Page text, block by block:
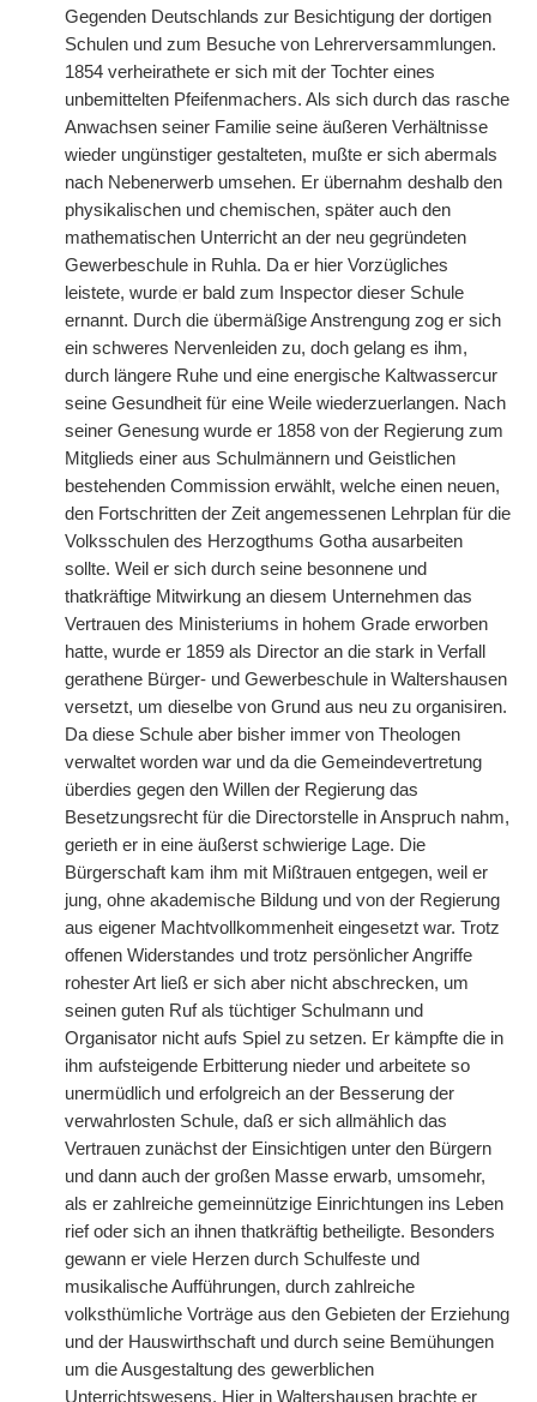
Gegenden Deutschlands zur Besichtigung der dortigen
Schulen und zum Besuche von Lehrerversammlungen.
1854 verheirathete er sich mit der Tochter eines
unbemittelten Pfeifenmachers. Als sich durch das rasche
Anwachsen seiner Familie seine äußeren Verhältnisse
wieder ungünstiger gestalteten, mußte er sich abermals
nach Nebenerwerb umsehen. Er übernahm deshalb den
physikalischen und chemischen, später auch den
mathematischen Unterricht an der neu gegründeten
Gewerbeschule in Ruhla. Da er hier Vorzügliches
leistete, wurde er bald zum Inspector dieser Schule
ernannt. Durch die übermäßige Anstrengung zog er sich
ein schweres Nervenleiden zu, doch gelang es ihm,
durch längere Ruhe und eine energische Kaltwassercur
seine Gesundheit für eine Weile wiederzuerlangen. Nach
seiner Genesung wurde er 1858 von der Regierung zum
Mitglieds einer aus Schulmännern und Geistlichen
bestehenden Commission erwählt, welche einen neuen,
den Fortschritten der Zeit angemessenen Lehrplan für die
Volksschulen des Herzogthums Gotha ausarbeiten
sollte. Weil er sich durch seine besonnene und
thatkräftige Mitwirkung an diesem Unternehmen das
Vertrauen des Ministeriums in hohem Grade erworben
hatte, wurde er 1859 als Director an die stark in Verfall
gerathene Bürger- und Gewerbeschule in Waltershausen
versetzt, um dieselbe von Grund aus neu zu organisiren.
Da diese Schule aber bisher immer von Theologen
verwaltet worden war und da die Gemeindevertretung
überdies gegen den Willen der Regierung das
Besetzungsrecht für die Directorstelle in Anspruch nahm,
gerieth er in eine äußerst schwierige Lage. Die
Bürgerschaft kam ihm mit Mißtrauen entgegen, weil er
jung, ohne akademische Bildung und von der Regierung
aus eigener Machtvollkommenheit eingesetzt war. Trotz
offenen Widerstandes und trotz persönlicher Angriffe
rohester Art ließ er sich aber nicht abschrecken, um
seinen guten Ruf als tüchtiger Schulmann und
Organisator nicht aufs Spiel zu setzen. Er kämpfte die in
ihm aufsteigende Erbitterung nieder und arbeitete so
unermüdlich und erfolgreich an der Besserung der
verwahrlosten Schule, daß er sich allmählich das
Vertrauen zunächst der Einsichtigen unter den Bürgern
und dann auch der großen Masse erwarb, umsomehr,
als er zahlreiche gemeinnützige Einrichtungen ins Leben
rief oder sich an ihnen thatkräftig betheiligte. Besonders
gewann er viele Herzen durch Schulfeste und
musikalische Aufführungen, durch zahlreiche
volksthümliche Vorträge aus den Gebieten der Erziehung
und der Hauswirthschaft und durch seine Bemühungen
um die Ausgestaltung des gewerblichen
Unterrichtswesens. Hier in Waltershausen brachte er